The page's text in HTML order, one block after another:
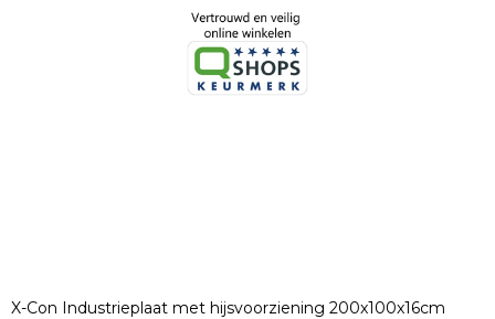
X-Con Industrieplaat met hijsvoorziening 200x100x16cm